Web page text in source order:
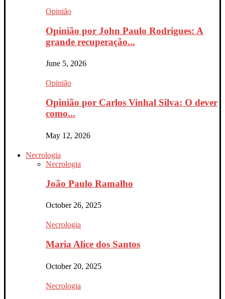
Opinião
Opinião por John Paulo Rodrigues: A
grande recuperação...
June 5, 2026
Opinião
Opinião por Carlos Vinhal Silva: O dever
como...
May 12, 2026
Necrologia
Necrologia
João Paulo Ramalho
October 26, 2025
Necrologia
Maria Alice dos Santos
October 20, 2025
Necrologia